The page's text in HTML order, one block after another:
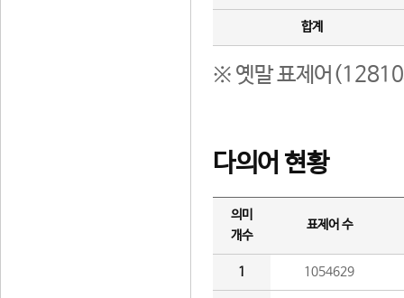
합계
※ 옛말 표제어(12810
다의어 현황
의미
개수
표제어 수
1 1054629